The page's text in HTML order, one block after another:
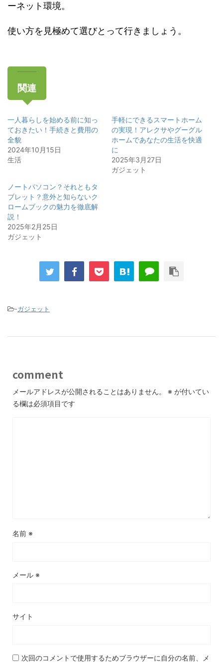
ーネット環境。
使い方を見極めて選びとって行きましょう。
関連
一人暮らしを始める前に知っ
ておきたい！手続きと費用の
全貌
2024年10月15日
生活
手軽にできるスマートホーム
の実現！アレクサやグーグル
ホームであなたの生活を快適
に
2025年3月27日
ガジェット
ノートパソコン？それともタ
ブレット？意外と知らないク
ロームブックの魅力を徹底解
説！
2025年2月25日
ガジェット
-ガジェット
comment
メールアドレスが公開されることはありません。 ※ が付いてい
る欄は必須項目です
名前 ※
メール ※
サイト
次回のコメントで使用するためブラウザーに自分の名前、メ